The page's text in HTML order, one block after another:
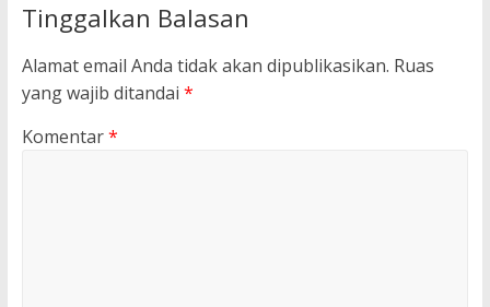
Tinggalkan Balasan
Alamat email Anda tidak akan dipublikasikan. Ruas
yang wajib ditandai *
Komentar*